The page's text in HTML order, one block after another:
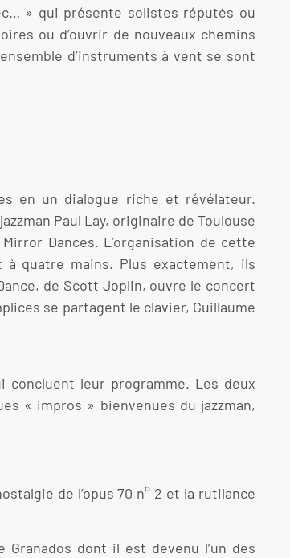
» qui présente solistes réputés ou
ou d’ouvrir de nouveaux chemins
d’instruments à vent se sont
en un dialogue riche et révélateur.
Paul Lay, originaire de Toulouse
Dances. L’organisation de cette
quatre mains. Plus exactement, ils
de Scott Joplin, ouvre le concert
se partagent le clavier, Guillaume
concluent leur programme. Les deux
« impros » bienvenues du jazzman,
de l’opus 70 n° 2 et la rutilance
dont il est devenu l’un des